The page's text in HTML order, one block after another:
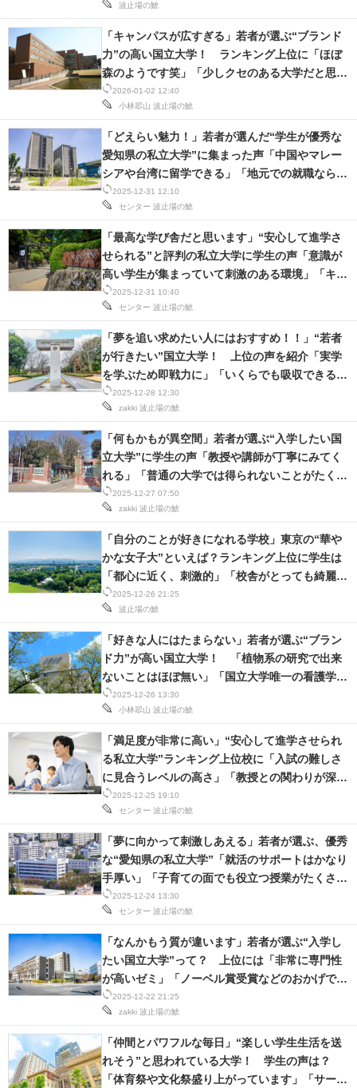
波止場の鯱
2026-01-02 12:40
小林翆山 波止場の鯱
「キャンパスが広すぎる」若者が選ぶ“ブランド
力”の高い国立大学！ ランキング上位に「ほぼ
森のようです笑」「少しクセのある大学だと思
う」の声
2025-12-31 12:10
センター 波止場の鯱
「どえらい魅力！」若者が選んだ“学生が優秀な
愛知県の私立大学”に集まった声「中国やマレー
シアや台湾に留学できる」「地元での就職なら特
に有利」
2025-12-31 10:40
センター 波止場の鯱
「最高な学び舎だと思います」“安心して進学さ
せられる”と評判の私立大学に学生の声「意識が
高い学生が集まっていて刺激のある環境」「キラ
キラしたような雰囲気が特徴で明るい」
2025-12-28 12:30
zakki 波止場の鯱
「夢を追い求めたい人にはおすすめ！！」“若者
が行きたい”国立大学！ 上位の声を紹介「実学
を学ぶため即戦力に」「いくらでも吸収できる環
境」
2025-12-27 07:50
zakki 波止場の鯱
「何もかもが異空間」若者が選ぶ“入学したい国
立大学”に学生の声「教授や講師が丁寧にみてく
れる」「普通の大学では得られないことがたくさ
ん」
2025-12-26 21:25
波止場の鯱
「自分のことが好きになれる学校」東京の“華や
かな女子大”といえば？ランキング上位に学生は
「都心に近く、刺激的」「校舎がとっても綺麗」
の声
2025-12-26 13:30
小林翆山 波止場の鯱
「好きな人にはたまらない」若者が選ぶ“ブラン
ド力”が高い国立大学！ 「植物系の研究で出来
ないことはほぼ無い」「国立大学唯一の看護学
部」
2025-12-25 19:10
センター 波止場の鯱
「満足度が非常に高い」“安心して進学させられ
る私立大学”ランキング上位校に「入試の難しさ
に見合うレベルの高さ」「教授との関わりが深い
のがいい」の声
2025-12-24 13:30
センター 波止場の鯱
「夢に向かって刺激しあえる」若者が選ぶ、優秀
な“愛知県の私立大学”「就活のサポートはかなり
手厚い」「子育ての面でも役立つ授業がたくさ
ん」
2025-12-22 21:25
zakki 波止場の鯱
「なんかもう質が違います」若者が選ぶ“入学し
たい国立大学”って？ 上位には「非常に専門性
が高いゼミ」「ノーベル賞受賞などのおかげで、
最近新築が増えてる」大学
「仲間とパワフルな毎日」“楽しい学生生活を送
れそう”と思われている大学！ 学生の声は？
「体育祭や文化祭盛り上がっています」「サーク